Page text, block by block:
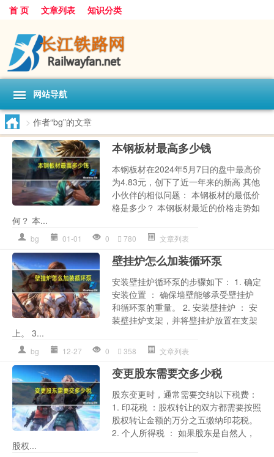
首 页 文章列表 知识分类
网站导航
> 作者“bg”的文章
本钢板材最高多少钱
本钢板材在2024年5月7日的盘中最高价
为4.83元，创下了近一年来的新高 其他
小伙伴的相似问题： 本钢板材的最低价
格是多少？ 本钢板材最近的价格走势如
何？ 本...
bg 01-01 0 780 文章列表
壁挂炉怎么加装循环泵
安装壁挂炉循环泵的步骤如下： 1. 确定
安装位置 ： 确保墙壁能够承受壁挂炉
和循环泵的重量。 2. 安装壁挂炉 ： 安
装壁挂炉支架，并将壁挂炉放置在支架
上。 3...
bg 12-27 0 358 文章列表
变更股东需要交多少税
股东变更时，通常需要交纳以下税费：
1. 印花税 ：股权转让的双方都需要按照
股权转让金额的万分之五缴纳印花税。
2. 个人所得税 ： 如果股东是自然人，
股权...